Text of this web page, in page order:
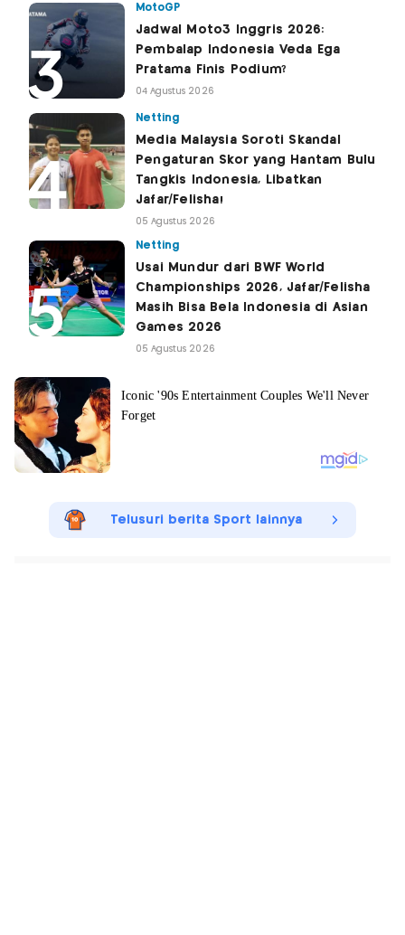
MotoGP
Jadwal Moto3 Inggris 2026:
Pembalap Indonesia Veda Ega
Pratama Finis Podium?
04 Agustus 2026
Netting
Media Malaysia Soroti Skandal
Pengaturan Skor yang Hantam Bulu
Tangkis Indonesia, Libatkan
Jafar/Felisha!
05 Agustus 2026
Netting
Usai Mundur dari BWF World
Championships 2026, Jafar/Felisha
Masih Bisa Bela Indonesia di Asian
Games 2026
05 Agustus 2026
Telusuri berita Sport lainnya